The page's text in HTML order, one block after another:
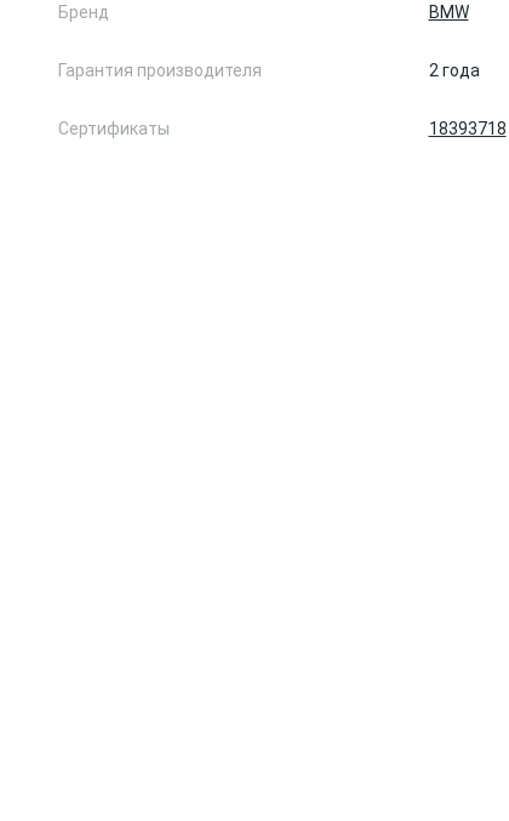
Бренд BMW
Гарантия производителя 2 года
Сертификаты 18393718